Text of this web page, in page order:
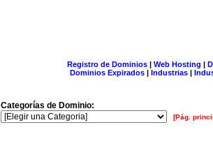
Registro de Dominios| Web Hosting |
Dominios Expirados | Industrias |
Categorías de Dominio:
[Pág.